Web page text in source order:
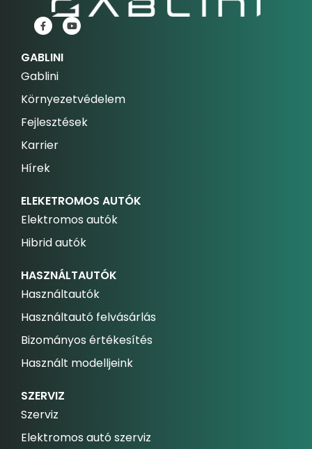
GABLINI
Gablini
Környezetvédelem
Fejlesztések
Karrier
Hírek
ELEKETROMOS AUTÓK
Elektromos autók
Hibrid autók
HASZNÁLTAUTÓK
Használtautók
Használtautó felvásárlás
Bizományos értékesítés
Használt modelljeink
SZERVIZ
Szerviz
Elektromos autó szerviz